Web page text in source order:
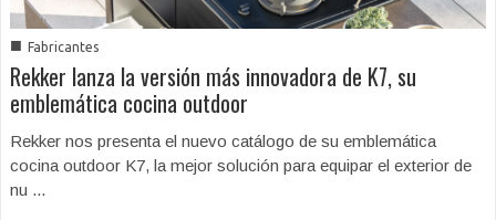
■ Fabricantes
Rekker lanza la versión más innovadora de K7, su
emblemática cocina outdoor
Rekker nos presenta el nuevo catálogo de su emblemática
cocina outdoor K7, la mejor solución para equipar el exterior de
nu ...